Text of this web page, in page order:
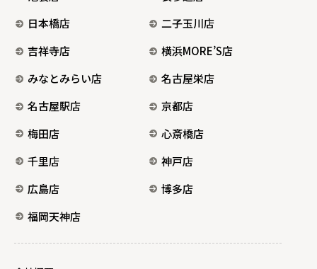
日本橋店
二子玉川店
吉祥寺店
横浜MORE’S店
みなとみらい店
名古屋栄店
名古屋駅店
京都店
梅田店
心斎橋店
千里店
神戸店
広島店
博多店
福岡天神店